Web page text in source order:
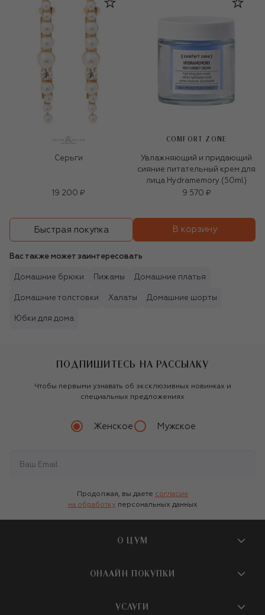
Серьги
19 200 ₽
COMFORT ZONE
Увлажняющий и придающий
сияние питательный крем для
лица Hydramemory (50ml)
9 570 ₽
Быстрая покупка В корзину
Вас также может заинтересовать
Домашние брюки Пижамы Домашние платья
Домашние толстовки Халаты Домашние шорты
Юбки для дома
ПОДПИШИТЕСЬ НА РАССЫЛКУ
Чтобы первыми узнавать об эксклюзивных новинках и
специальных предложениях
Женское Мужское
Продолжая, вы даете согласие
на обработку персональных данных
О ЦУМ
О магазине
Бутики и ПВЗ ЦУМ
ОНЛАЙН ПОКУПКИ
УСЛУГИ